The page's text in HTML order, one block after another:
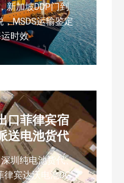
新加坡DDP门到
MSDS运输鉴定
时效
口菲律宾宿
送电池货代
圳纯电池货代、
宾达沃电池DG